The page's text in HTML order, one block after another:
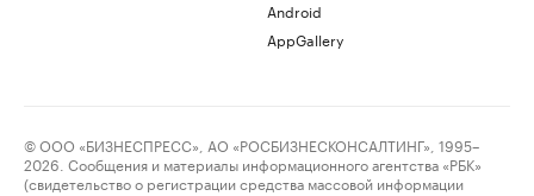
Android
AppGallery
© ООО «БИЗНЕСПРЕСС», АО «РОСБИЗНЕСКОНСАЛТИНГ», 1995–
2026. Сообщения и материалы информационного агентства «РБК»
(свидетельство о регистрации средства массовой информации